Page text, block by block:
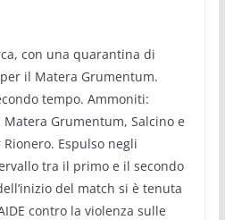
con una quarantina di
il Matera Grumentum.
tempo. Ammoniti:
Matera Grumentum, Salcino e
Espulso negli
tra il primo e il secondo
del match si è tenuta
contro la violenza sulle